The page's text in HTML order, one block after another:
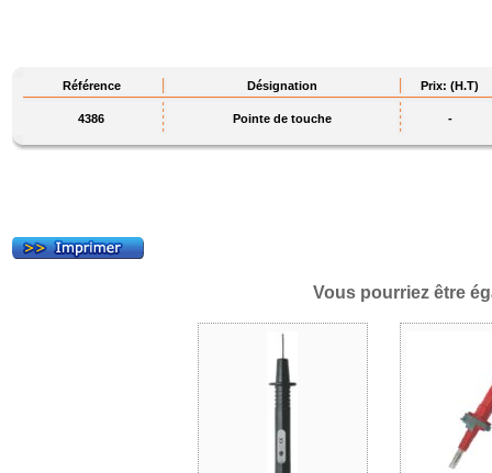
Référence Désignation Prix: (H.T)
4386 Pointe de touche -
Vous pourriez être